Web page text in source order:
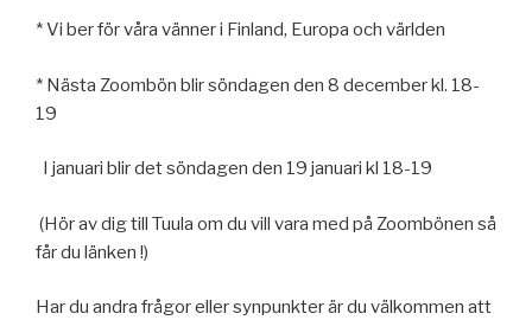
* Vi ber för våra vänner i Finland, Europa och världen
* Nästa Zoombön blir söndagen den 8 december kl. 18-
19
I januari blir det söndagen den 19 januari kl 18-19
(Hör av dig till Tuula om du vill vara med på Zoombönen så
får du länken !)
Har du andra frågor eller synpunkter är du välkommen att